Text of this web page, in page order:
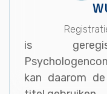
is
kan daarom